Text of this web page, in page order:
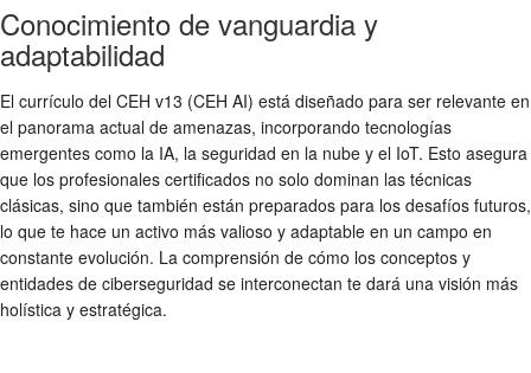
Conocimiento de vanguardia y
adaptabilidad
El currículo del CEH v13 (CEH AI) está diseñado para ser relevante en
el panorama actual de amenazas, incorporando tecnologías
emergentes como la IA, la seguridad en la nube y el IoT. Esto asegura
que los profesionales certificados no solo dominan las técnicas
clásicas, sino que también están preparados para los desafíos futuros,
lo que te hace un activo más valioso y adaptable en un campo en
constante evolución. La comprensión de cómo los conceptos y
entidades de ciberseguridad se interconectan te dará una visión más
holística y estratégica.